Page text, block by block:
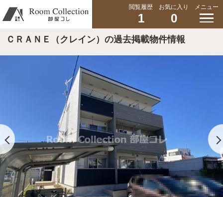
閲覧履歴
1
お気に入り
0
メニュー
ＣＲＡＮＥ（クレイン）の過去掲載物件情報